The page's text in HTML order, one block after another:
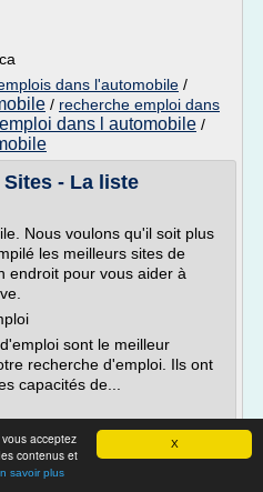
X
acceptez
contenus et
savoir plus
dans l'automobile /
/ recherche emploi dans
dans l automobile /
- La liste
Nous voulons qu'il soit plus
les meilleurs sites de
endroit pour vous aider à
sont le meilleur
recherche d'emploi. Ils ont
capacités de...